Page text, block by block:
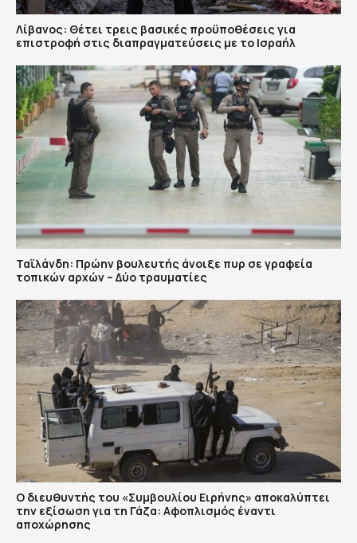
Λίβανος: Θέτει τρεις βασικές προϋποθέσεις για
επιστροφή στις διαπραγματεύσεις με το Ισραήλ
Ταϊλάνδη: Πρώην βουλευτής άνοιξε πυρ σε γραφεία
τοπικών αρχών – Δύο τραυματίες
Ο διευθυντής του «Συμβουλίου Ειρήνης» αποκαλύπτει
την εξίσωση για τη Γάζα: Αφοπλισμός έναντι
αποχώρησης